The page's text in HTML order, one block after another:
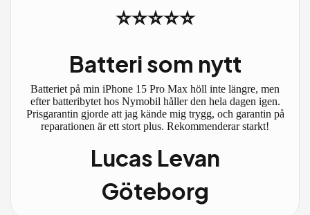
⭐⭐⭐⭐⭐
Batteri som nytt
Batteriet på min iPhone 15 Pro Max höll inte längre, men
efter batteribytet hos Nymobil håller den hela dagen igen.
Prisgarantin gjorde att jag kände mig trygg, och garantin på
reparationen är ett stort plus. Rekommenderar starkt!
Lucas Levan
Göteborg